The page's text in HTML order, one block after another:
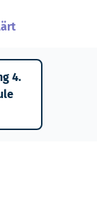
4.